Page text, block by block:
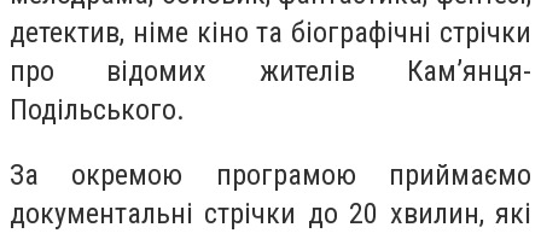
детектив, німе кіно та біографічні стрічки
про відомих жителів Кам’янця-
Подільського.
За окремою програмою приймаємо
документальні стрічки до 20 хвилин, які